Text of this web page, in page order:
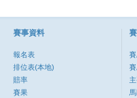
賽事資料
報名表
排位表(本地)
賠率
賽果